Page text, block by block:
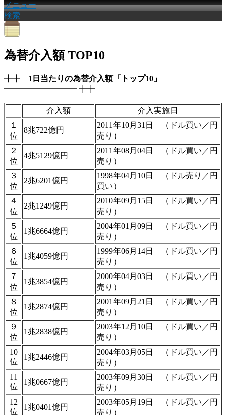
メニュー
検索
為替介入額 TOP10
╋╋ 1日当たりの為替介入額「トップ10」
━━━━━━━━━ ╋╋
介入額
介入実施日
１
位
8兆722億円
2011年10月31日 （ドル買い／円
売り）
２
位
4兆5129億円
2011年08月04日 （ドル買い／円
売り）
３
位
2兆6201億円
1998年04月10日 （ドル売り／円
買い）
４
位
2兆1249億円
2010年09月15日 （ドル買い／円
売り）
５
位
1兆6664億円
2004年01月09日 （ドル買い／円
売り）
６
位
1兆4059億円
1999年06月14日 （ドル買い／円
売り）
７
位
1兆3854億円
2000年04月03日 （ドル買い／円
売り）
８
位
1兆2874億円
2001年09月21日 （ドル買い／円
売り）
９
位
1兆2838億円
2003年12月10日 （ドル買い／円
売り）
10
位
1兆2446億円
2004年03月05日 （ドル買い／円
売り）
11
位
1兆0667億円
2003年09月30日 （ドル買い／円
売り）
12
位
1兆0401億円
2003年05月19日 （ドル買い／円
売り）